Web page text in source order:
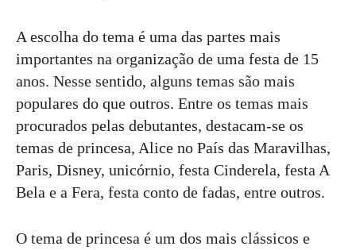
A escolha do tema é uma das partes mais
importantes na organização de uma festa de 15
anos. Nesse sentido, alguns temas são mais
populares do que outros. Entre os temas mais
procurados pelas debutantes, destacam-se os
temas de princesa, Alice no País das Maravilhas,
Paris, Disney, unicórnio, festa Cinderela, festa A
Bela e a Fera, festa conto de fadas, entre outros.
O tema de princesa é um dos mais clássicos e